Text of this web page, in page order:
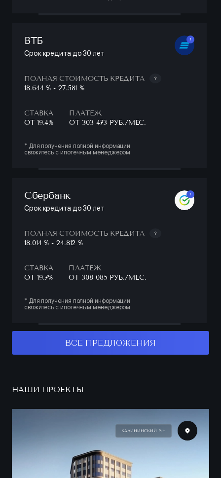
ВТБ
Срок кредита до 30 лет
1
ПОЛНАЯ СТОИМОСТЬ КРЕДИТА
18.644 % - 27.581 %
СТАВКА
ОТ 19.4%
ПЛАТЕЖ
ОТ 303 473 РУБ./МЕС.
* Для получения полной информации
свяжитесь с ипотечным менеджером
Сбербанк
Срок кредита до 30 лет
1
ПОЛНАЯ СТОИМОСТЬ КРЕДИТА
18.014 % - 24.812 %
СТАВКА
ОТ 19.7%
ПЛАТЕЖ
ОТ 308 085 РУБ./МЕС.
* Для получения полной информации
свяжитесь с ипотечным менеджером
ВСЕ ПРЕДЛОЖЕНИЯ
НАШИ ПРОЕКТЫ
КАЛИНИНСКИЙ Р-Н